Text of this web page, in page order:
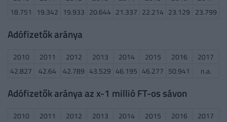
18.751
19.342 19.933 20.644 21.337 22.214 23.129 23.799
Adófizetők aránya
2010 2011 2012 2013 2014 2015 2016
2017
42.827
42.64 42.789 43.529 46.195 46.277 50.941 n.a.
Adófizetők aránya az x-1 millió FT-os sávon
2010 2011 2012 2013 2014 2015 2016
2017